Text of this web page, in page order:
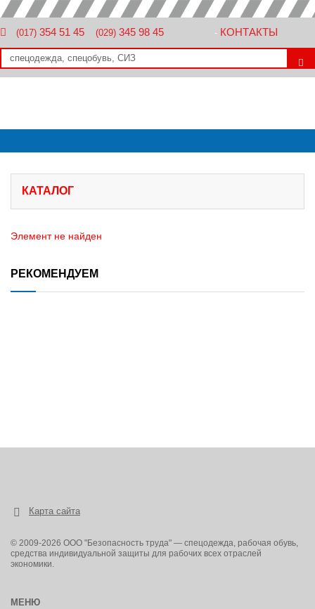
(017) 354 51 45 (029) 345 98 45 - КОНТАКТЫ
КАТАЛОГ
Элемент не найден
РЕКОМЕНДУЕМ
Карта сайта
© 2009-2026 ООО "Безопасность труда" — спецодежда, рабочая обувь,
средства индивидуальной защиты для рабочих всех отраслей
экономики.
МЕНЮ